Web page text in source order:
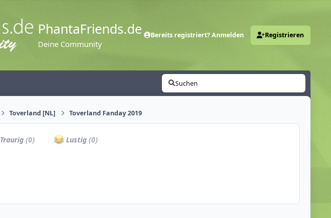
PhantaFriends.de
Deine Community
Bereits registriert? Anmelden Registrieren
Suchen
Toverland [NL] Toverland Fanday 2019
Traurig(0) Lustig (0)